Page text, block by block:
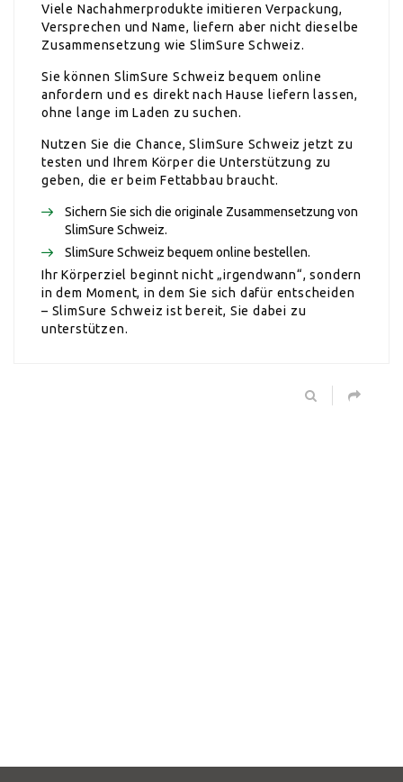
Viele Nachahmerprodukte imitieren Verpackung,
Versprechen und Name, liefern aber nicht dieselbe
Zusammensetzung wie SlimSure Schweiz.
Sie können SlimSure Schweiz bequem online
anfordern und es direkt nach Hause liefern lassen,
ohne lange im Laden zu suchen.
Nutzen Sie die Chance, SlimSure Schweiz jetzt zu
testen und Ihrem Körper die Unterstützung zu
geben, die er beim Fettabbau braucht.
Sichern Sie sich die originale Zusammensetzung von
SlimSure Schweiz.
SlimSure Schweiz bequem online bestellen.
Ihr Körperziel beginnt nicht „irgendwann“, sondern
in dem Moment, in dem Sie sich dafür entscheiden
– SlimSure Schweiz ist bereit, Sie dabei zu
unterstützen.